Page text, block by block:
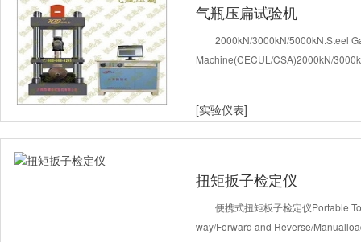
气瓶压扁试验机
2000kN/3000kN/5000kN.Steel
Machine(CECUL/CSA)2000kN/
[实验仪表]
扭矩扳子检定仪
便携式扭矩板子检定仪Portable
way/Forward and Reverse/